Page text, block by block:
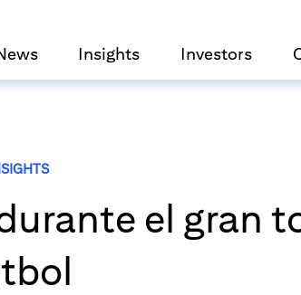
Insights Investors
el gran